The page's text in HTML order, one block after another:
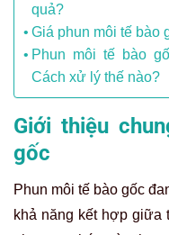
quả?
Giá phun môi tế bào
Phun môi tế bào
Cách xử lý thế nào?
Giới thiệu
gốc
Phun môi tế bào gốc
khả năng kết hợp giữa